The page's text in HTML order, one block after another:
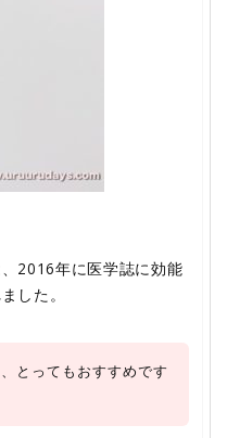
2016年に医学誌に効能
した。
とってもおすすめです